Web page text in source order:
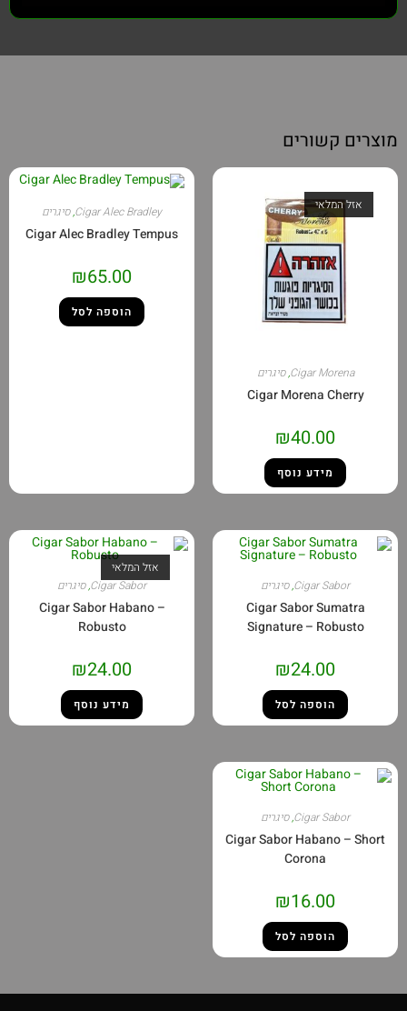
מוצרים קשורים
אזל המלאי
Cigar Morena
,סיגרים
Cigar Morena Cherry
₪40.00
מידע נוסף
Cigar Alec Bradley
,סיגרים
Cigar Alec Bradley Tempus
₪65.00
הוספה לסל
Cigar Sabor
,סיגרים
Cigar Sabor Sumatra
Signature – Robusto
₪24.00
הוספה לסל
אזל המלאי
Cigar Sabor
,סיגרים
Cigar Sabor Habano –
Robusto
₪24.00
מידע נוסף
Cigar Sabor
,סיגרים
Cigar Sabor Habano – Short
Corona
₪16.00
הוספה לסל